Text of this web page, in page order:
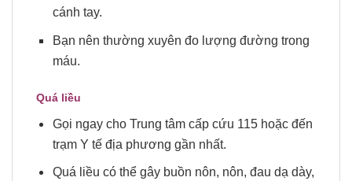
cánh tay.
Bạn nên thường xuyên đo lượng đường trong
máu.
Quá liều
Gọi ngay cho Trung tâm cấp cứu 115 hoặc đến
trạm Y tế địa phương gần nhất.
Quá liều có thể gây buồn nôn, nôn, đau dạ dày,